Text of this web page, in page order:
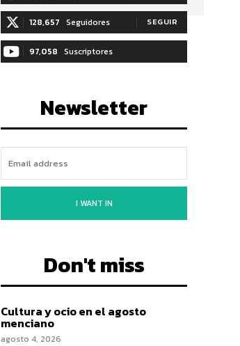
128,657 Seguidores SEGUIR
97,058 Suscriptores
Newsletter
I WANT IN
Don't miss
Cultura y ocio en el agosto
menciano
agosto 4, 2026